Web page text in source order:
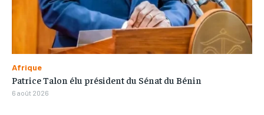
Afrique
Patrice Talon élu président du Sénat du Bénin
6 août 2026